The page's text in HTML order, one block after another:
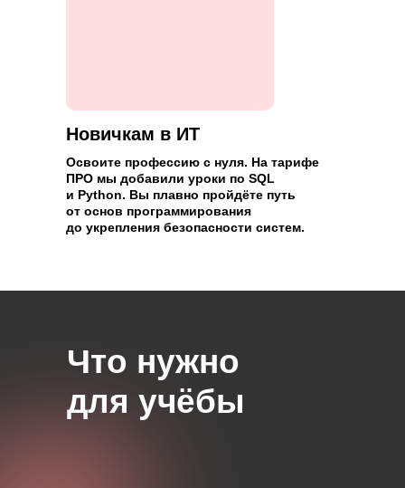
Новичкам в ИТ
Освоите профессию с нуля. На тарифе
ПРО мы добавили уроки по SQL
и Python. Вы плавно пройдёте путь
от основ программирования
до укрепления безопасности систем.
Что нужно
для учёбы